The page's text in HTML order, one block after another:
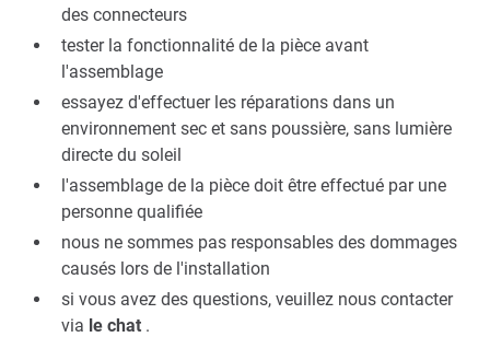
des connecteurs
tester la fonctionnalité de la pièce avant
l'assemblage
essayez d'effectuer les réparations dans un
environnement sec et sans poussière, sans lumière
directe du soleil
l'assemblage de la pièce doit être effectué par une
personne qualifiée
nous ne sommes pas responsables des dommages
causés lors de l'installation
si vous avez des questions, veuillez nous contacter
via le chat .